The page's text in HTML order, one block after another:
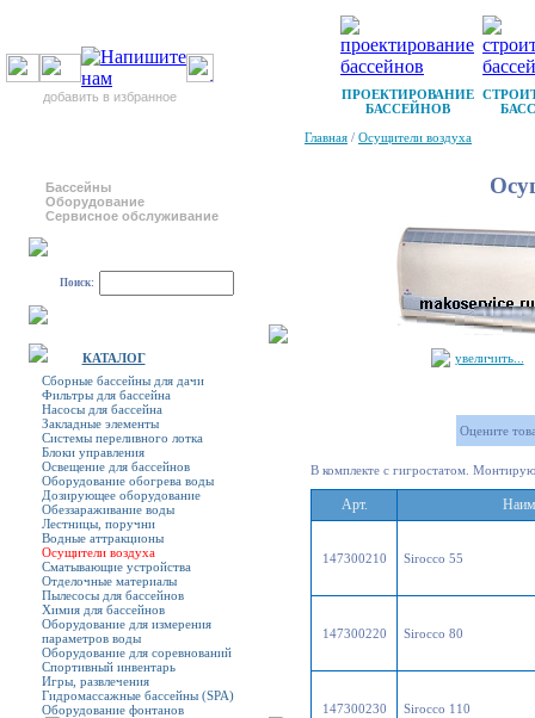
добавить в избранное
ПРОЕКТИРОВАНИЕ
БАССЕЙНОВ
Бассейны
Оборудование
Сервисное обслуживание
Поиск:
КАТАЛОГ
Сборные бассейны для дачи
Фильтры для бассейна
Насосы для бассейна
Закладные элементы
Системы переливного лотка
Блоки управления
Освещение для бассейнов
Оборудование обогрева воды
Дозирующее оборудование
Обеззараживание воды
Лестницы, поручни
Водные аттракционы
Осущители воздуха
Сматывающие устройства
Отделочные материалы
Пылесосы для бассейнов
Химия для бассейнов
Оборудование для измерения
параметров воды
Оборудование для соревнований
Спортивный инвентарь
Игры, развлечения
Гидромассажные бассейны (SPA)
Оборудование фонтанов
Главная / Осущители воздуха
увеличить...
Оцените
В комплекте с гигростатом.
Арт.
147300210 Sirocco 55
147300220 Sirocco 80
147300230 Sirocco 110